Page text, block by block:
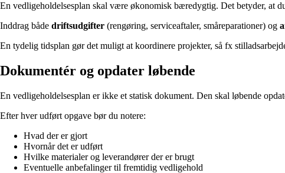
En vedligeholdelsesplan skal være økonomisk bæredygtig. Det betyder, at
Inddrag både driftsudgifter (rengøring, serviceaftaler, småreparationer) og
En tydelig tidsplan gør det muligt at koordinere projekter, så fx
Dokumentér og opdater løbende
En vedligeholdelsesplan er ikke et statisk dokument. Den skal løbende
Efter hver udført opgave bør du notere:
Hvad der er gjort
Hvornår det er udført
Hvilke materialer og leverandører der er brugt
Eventuelle anbefalinger til fremtidig vedligehold